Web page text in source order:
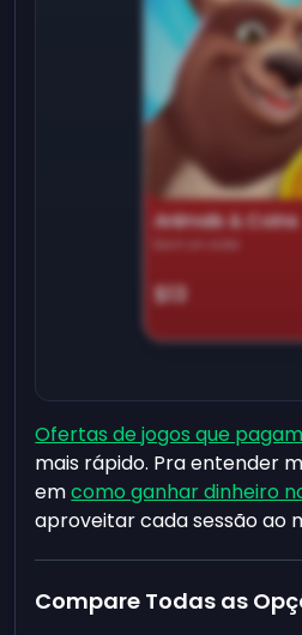
Animals & Coins
Earn on side
$13
Ofertas de jogos que
mais rápido. Pra entender
emcomo ganhar dinheiro
aproveitar cada sessão ao
Compare Todas as